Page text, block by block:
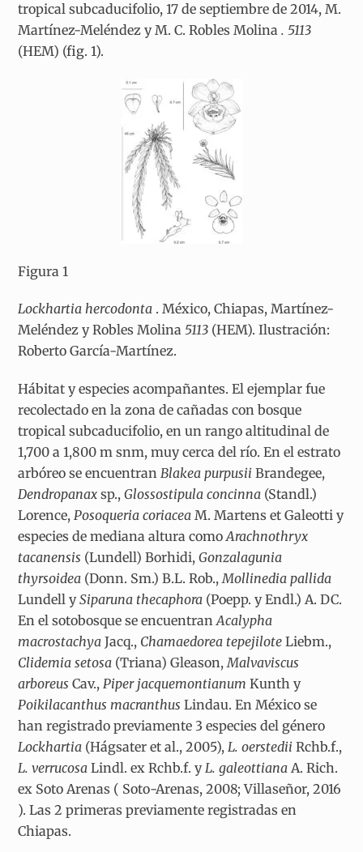
tropical subcaducifolio, 17 de septiembre de 2014, M.
Martínez-Meléndez y M. C. Robles Molina. 5113
(HEM) (fig. 1).
Figura 1
Lockhartia hercodonta . México, Chiapas, Martínez-
Meléndez y Robles Molina5113 (HEM). Ilustración:
Roberto García-Martínez.
Hábitat y especies acompañantes. El ejemplar fue
recolectado en la zona de cañadas con bosque
tropical subcaducifolio, en un rango altitudinal de
1,700 a 1,800 m snm, muy cerca del río. En el estrato
arbóreo se encuentranBlakea purpusii Brandegee,
Dendropanax sp.,Glossostipula concinna (Standl.)
Lorence,Posoqueria coriacea M. Martens et Galeotti y
especies de mediana altura comoArachnothryx
tacanensis (Lundell) Borhidi,Gonzalagunia
thyrsoidea (Donn. Sm.) B.L. Rob.,Mollinedia pallida
Lundell ySiparuna thecaphora (Poepp. y Endl.) A. DC.
En el sotobosque se encuentranAcalypha
macrostachya Jacq., Chamaedorea tepejilote Liebm.,
Clidemia setosa (Triana) Gleason,Malvaviscus
arboreus Cav.,Piper jacquemontianum Kunth y
Poikilacanthus macranthus Lindau. En México se
han registrado previamente 3 especies del género
Lockhartia (Hágsater et al., 2005),L. oerstedii Rchb.f.,
L. verrucosa Lindl. ex Rchb.f. yL. galeottiana A. Rich.
ex Soto Arenas ( Soto-Arenas, 2008; Villaseñor, 2016
). Las 2 primeras previamente registradas en
Chiapas.